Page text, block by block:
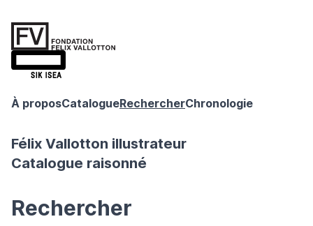
À proposCatalogueRechercherChronologie
Félix Vallotton illustrateur
Catalogue raisonné
Rechercher